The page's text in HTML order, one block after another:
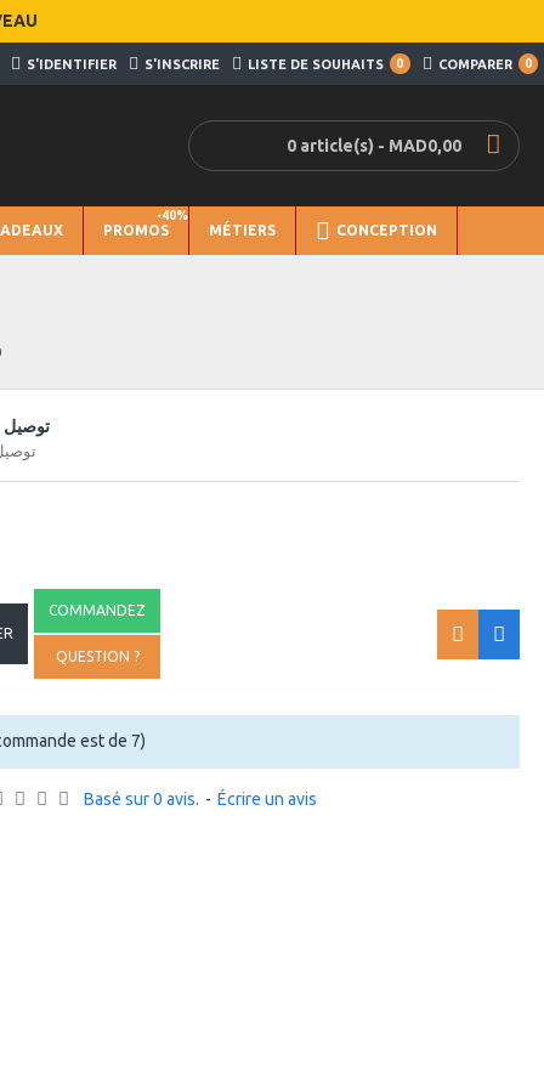
S'IDENTIFIER S'INSCRIRE LISTE DE SOUHAITS 0 COMPARER 0
0 article(s) - MAD0,00
PROMOS
-40%
MÉTIERS CONCEPTION
توصيل
Basé sur 0 avis. - Écrire un avis
COMMANDEZ
QUESTION ?
est de 7)